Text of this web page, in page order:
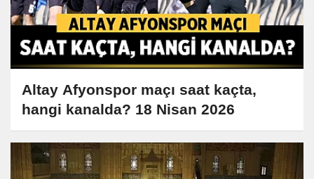
Altay Afyonspor maçı saat kaçta,
hangi kanalda? 18 Nisan 2026